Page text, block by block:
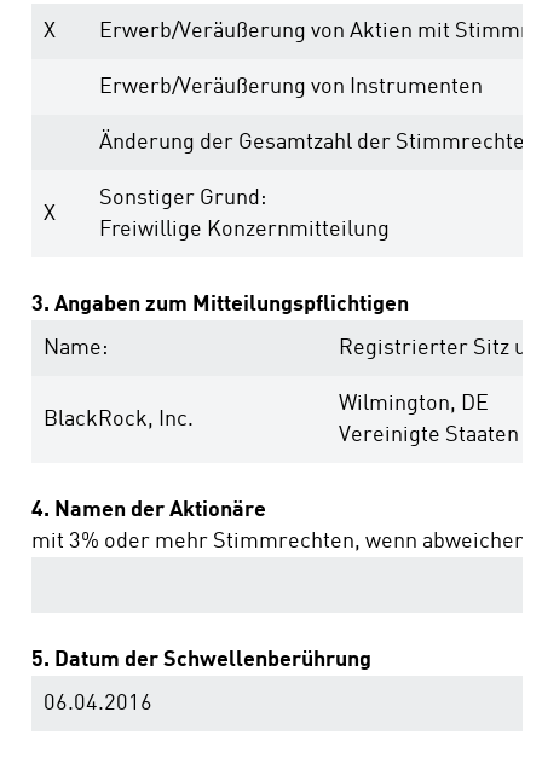
X
Erwerb/Veräußerung von Aktien mit
Erwerb/Veräußerung von Instrumenten
Änderung der Gesamtzahl der Stimmrechte
X
Sonstiger Grund:
Freiwillige Konzernmitteilung
3. Angaben zum Mitteilungspflichtigen
Name:
Registrierter Sitz
BlackRock, Inc.
Wilmington, DE
Vereinigte Staaten
4. Namen der Aktionäre
mit 3% oder mehr Stimmrechten, wenn abweichend
5. Datum der Schwellenberührung
06.04.2016